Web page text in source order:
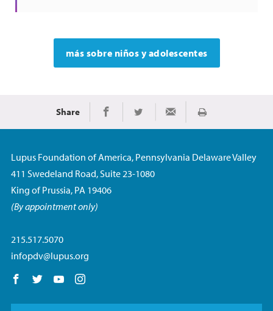
más sobre niños y adolescentes
Share Share on Facebook
Share on TwitterShare via EmailImprimir
Lupus Foundation of America, Pennsylvania Delaware Valley
411 Swedeland Road, Suite 23-1080
King of Prussia, PA 19406
(By appointment only)
215.517.5070
infopdv@lupus.org
Follow us on Facebook
Follow us on Twitter
Follow us on YouTube